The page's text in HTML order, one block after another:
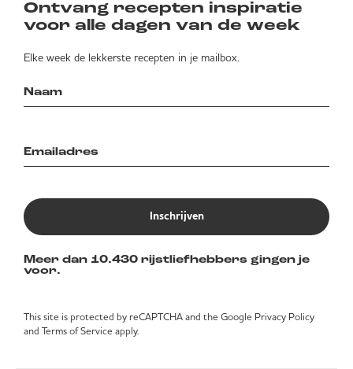
Ontvang recepten inspiratie
voor alle dagen van de week
Elke week de lekkerste recepten in je mailbox.
Inschrijven
Meer dan 10.430 rijstliefhebbers gingen je
voor.
This site is protected by reCAPTCHA and the Google Privacy Policy
and Terms of Service apply.